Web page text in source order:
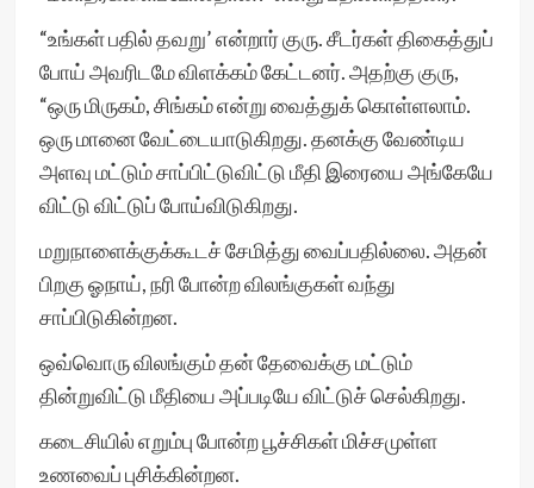
“உங்கள் பதில் தவறு’ என்றார் குரு. சீடர்கள் திகைத்துப்
போய் அவரிடமே விளக்கம் கேட்டனர். அதற்கு குரு,
“ஒரு மிருகம், சிங்கம் என்று வைத்துக் கொள்ளலாம்.
ஒரு மானை வேட்டையாடுகிறது. தனக்கு வேண்டிய
அளவு மட்டும் சாப்பிட்டுவிட்டு மீதி இரையை அங்கேயே
விட்டு விட்டுப் போய்விடுகிறது.
மறுநாளைக்குக்கூடச் சேமித்து வைப்பதில்லை. அதன்
பிறகு ஓநாய், நரி போன்ற விலங்குகள் வந்து
சாப்பிடுகின்றன.
ஒவ்வொரு விலங்கும் தன் தேவைக்கு மட்டும்
தின்றுவிட்டு மீதியை அப்படியே விட்டுச் செல்கிறது.
கடைசியில் எறும்பு போன்ற பூச்சிகள் மிச்சமுள்ள
உணவைப் புசிக்கின்றன.